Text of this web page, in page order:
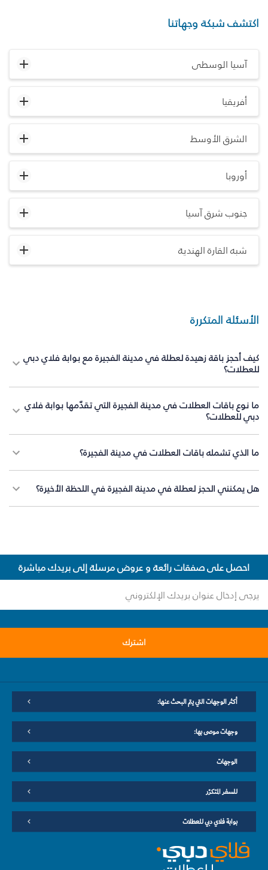
اكتشف شبكة وجهاتنا
آسيا الوسطى
أفريقيا
الشرق الأوسط
أوروبا
جنوب شرق آسيا
شبه القارة الهندية
الأسئلة المتكررة
كيف أحجز باقة زهيدة لعطلة في مدينة الفجيرة مع بوابة فلاي دبي
للعطلات؟
ما نوع باقات العطلات في مدينة الفجيرة التي تقدّمها بوابة فلاي
دبي للعطلات؟
ما الذي تشمله باقات العطلات في مدينة الفجيرة؟
هل يمكنني الحجز لعطلة في مدينة الفجيرة في اللحظة الأخيرة؟
احصل على صفقات رائعة و عروض مرسلة إلى بريدك مباشرة
اشترك
أكثر الوجهات التي يتم البحث عنها:
وجهات موصى بها:
الوجهات
للسفر المتكرّر
بوابة فلاي دبي للعطلات